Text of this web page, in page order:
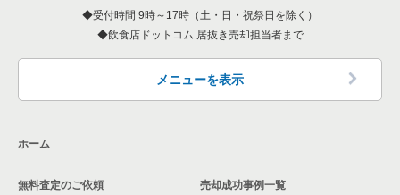
受付時間 9時～17時（土・日・祝祭日を除く）
飲食店ドットコム 居抜き売却担当者まで
メニューを表示
ホーム
無料査定のご依頼 売却成功事例一覧